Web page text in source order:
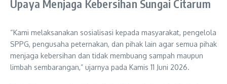
Upaya Menjaga Kebersihan Sungai Citarum
“Kami melaksanakan sosialisasi kepada masyarakat, pengelola
SPPG, pengusaha peternakan, dan pihak lain agar semua pihak
menjaga kebersihan dan tidak membuang sampah maupun
limbah sembarangan,” ujarnya pada Kamis 11 Juni 2026.